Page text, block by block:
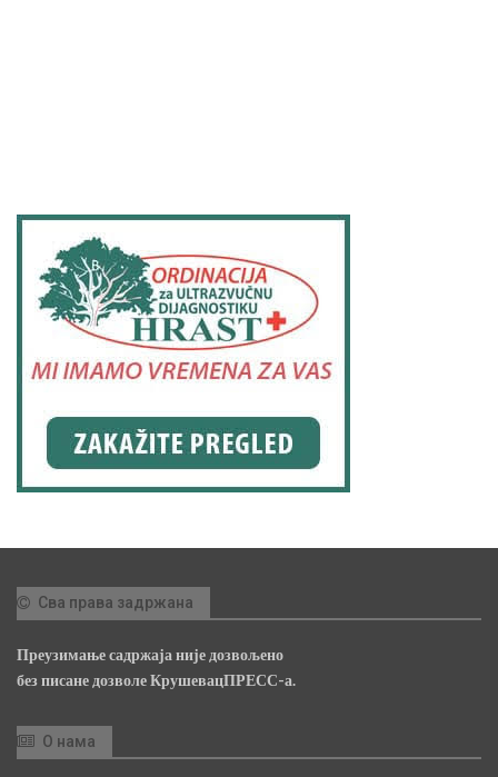
Сва права задржана
Преузимање садржаја није дозвољено
без писане дозволе КрушевацПРЕСС-а.
О нама